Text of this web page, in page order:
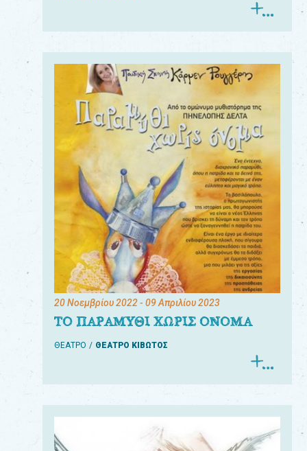
20 Νοεμβρίου 2022- 09 Απριλίου 2023
ΤΟ ΠΑΡΑΜΥΘΙ ΧΩΡΙΣ ΟΝΟΜΑ
ΘΕΑΤΡΟ ΘΕΑΤΡΟ ΚΙΒΩΤΟΣ